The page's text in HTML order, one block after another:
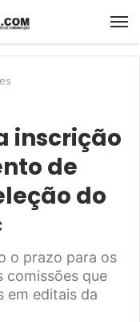
inscrição
de
do
o prazo para os
comissões que
em editais da